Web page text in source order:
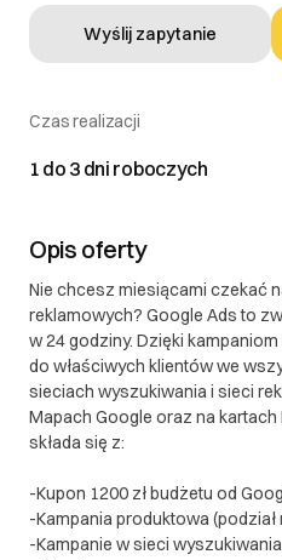
Czas realizacji
1 do 3 dni roboczych
Wyślij zapytanie
Opis oferty
Nie chcesz miesiącami czekać
reklamowych? Google Ads to
w 24 godziny. Dzięki
do właściwych klientów we
sieciach wyszukiwania i sieci
Mapach Google oraz na kartach
składa się z:
-Kupon 1200 zł budżetu od
-Kampania produktowa (podział
-Kampanie w sieci